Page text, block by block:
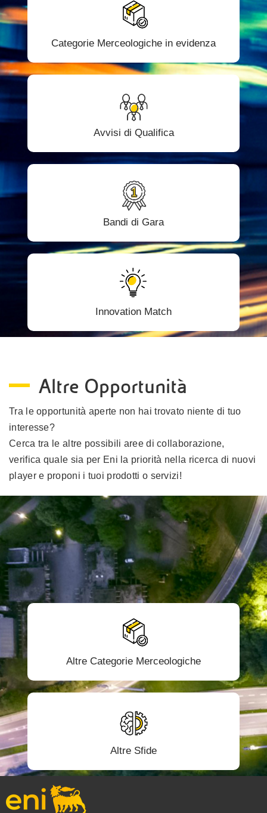
Categorie Merceologiche in evidenza
Avvisi di Qualifica
Bandi di Gara
Innovation Match
Altre Opportunità
Tra le opportunità aperte non hai trovato niente di tuo
interesse?
Cerca tra le altre possibili aree di collaborazione,
verifica quale sia per Eni la priorità nella ricerca di nuovi
player e proponi i tuoi prodotti o servizi!
Altre Categorie Merceologiche
Altre Sfide